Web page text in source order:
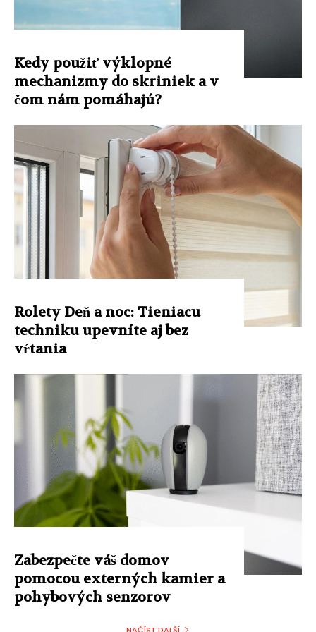
Kedy použiť výklopné
mechanizmy do skriniek a v
čom nám pomáhajú?
Rolety Deň a noc: Tieniacu
techniku ​​upevníte aj bez
vŕtania
Zabezpečte váš domov
pomocou externých kamier a
pohybových senzorov